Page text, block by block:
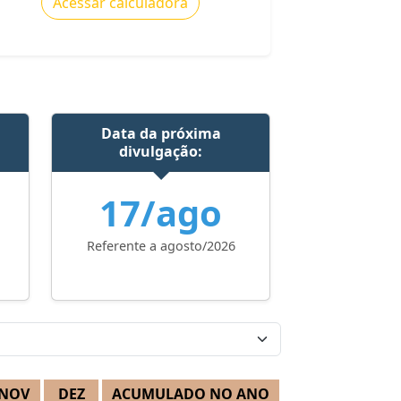
Data da próxima
divulgação:
17/ago
Referente a agosto/2026
DEZ ACUMULADO NO ANO